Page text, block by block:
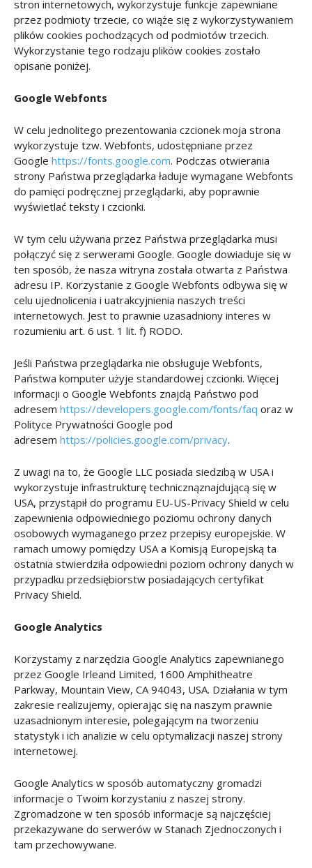
stron internetowych, wykorzystuje funkcje zapewniane
przez podmioty trzecie, co wiąże się z wykorzystywaniem
plików cookies pochodzących od podmiotów trzecich.
Wykorzystanie tego rodzaju plików cookies zostało
opisane poniżej.
Google Webfonts
W celu jednolitego prezentowania czcionek moja strona
wykorzystuje tzw. Webfonts, udostępniane przez
Google https://fonts.google.com. Podczas otwierania
strony Państwa przeglądarka ładuje wymagane Webfonts
do pamięci podręcznej przeglądarki, aby poprawnie
wyświetlać teksty i czcionki.
W tym celu używana przez Państwa przeglądarka musi
połączyć się z serwerami Google. Google dowiaduje się w
ten sposób, że nasza witryna została otwarta z Państwa
adresu IP. Korzystanie z Google Webfonts odbywa się w
celu ujednolicenia i uatrakcyjnienia naszych treści
internetowych. Jest to prawnie uzasadniony interes w
rozumieniu art. 6 ust. 1 lit. f) RODO.
Jeśli Państwa przeglądarka nie obsługuje Webfonts,
Państwa komputer użyje standardowej czcionki. Więcej
informacji o Google Webfonts znajdą Państwo pod
adresem https://developers.google.com/fonts/faq oraz w
Polityce Prywatności Google pod
adresem https://policies.google.com/privacy.
Z uwagi na to, że Google LLC posiada siedzibą w USA i
wykorzystuje infrastrukturę technicznąznajdującą się w
USA, przystąpił do programu EU-US-Privacy Shield w celu
zapewnienia odpowiedniego poziomu ochrony danych
osobowych wymaganego przez przepisy europejskie. W
ramach umowy pomiędzy USA a Komisją Europejską ta
ostatnia stwierdziła odpowiedni poziom ochrony danych w
przypadku przedsiębiorstw posiadających certyfikat
Privacy Shield.
Google Analytics
Korzystamy z narzędzia Google Analytics zapewnianego
przez Google Irleand Limited, 1600 Amphitheatre
Parkway, Mountain View, CA 94043, USA. Działania w tym
zakresie realizujemy, opierając się na naszym prawnie
uzasadnionym interesie, polegającym na tworzeniu
statystyk i ich analizie w celu optymalizacji naszej strony
internetowej.
Google Analytics w sposób automatyczny gromadzi
informacje o Twoim korzystaniu z naszej strony.
Zgromadzone w ten sposób informacje są najczęściej
przekazywane do serwerów w Stanach Zjednoczonych i
tam przechowywane.